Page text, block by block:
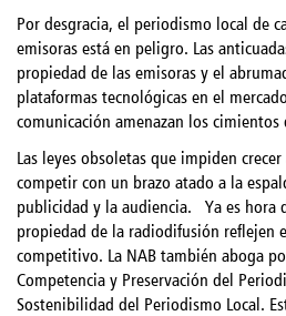
Por desgracia, el periodismo local de
emisoras está en peligro. Las
propiedad de las emisoras y el
plataformas tecnológicas en el
comunicación amenazan los
Las leyes obsoletas que impiden
competir con un brazo atado a la
publicidad y la audiencia. Ya es hora
propiedad de la radiodifusión reflejen
competitivo. La NAB también aboga
Competencia y Preservación del
Sostenibilidad del Periodismo Local.